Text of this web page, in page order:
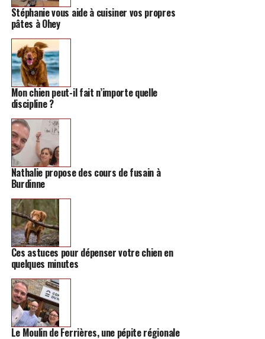
Stéphanie vous aide à cuisiner vos propres
pâtes à Ohey
Mon chien peut-il fait n’importe quelle
discipline ?
Nathalie propose des cours de fusain à
Burdinne
Ces astuces pour dépenser votre chien en
quelques minutes
Le Moulin de Ferrières, une pépite régionale